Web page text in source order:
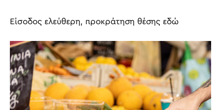
Είσοδος ελεύθερη, προκράτηση θέσης εδώ